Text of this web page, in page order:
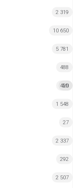
2 319
10 650
5 781
488
MI
420
1 548
27
2 337
292
2 507